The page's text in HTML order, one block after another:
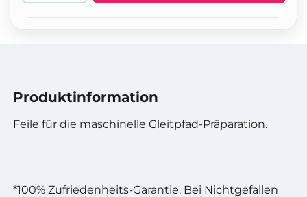
Produktinformation
Feile für die maschinelle Gleitpfad-Präparation.
*100% Zufriedenheits-Garantie. Bei Nichtgefallen